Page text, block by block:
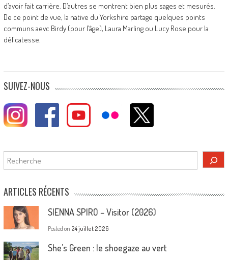
d’avoir fait carrière. D’autres se montrent bien plus sages et mesurés.
De ce point de vue, la native du Yorkshire partage quelques points
communs aevc Birdy (pour l’âge), Laura Marling ou Lucy Rose pour la
délicatesse.
SUIVEZ-NOUS
Rechercher
ARTICLES RÉCENTS
SIENNA SPIRO – Visitor (2026)
Posted on 24 juillet 2026
She’s Green : le shoegaze au vert